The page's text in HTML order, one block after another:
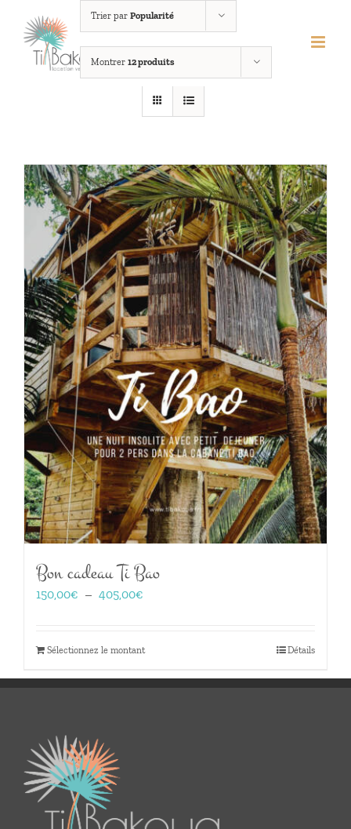
contenu
Trier par Popularité
Montrer 12 produits
Bon cadeau Ti Bao
150,00€ – 405,00€
à
Sélectionnez le montant Détails